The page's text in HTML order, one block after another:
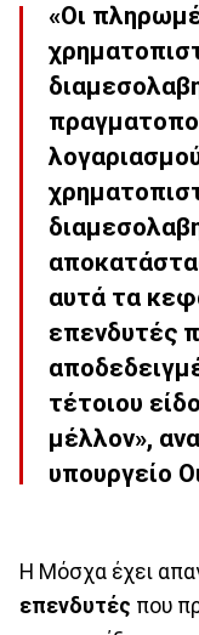
«Οι
αυτά τα
επενδυτές
τέτοιου
μέλλον»,
υπουργείο
Η Μόσχα έχει
επενδυτές που